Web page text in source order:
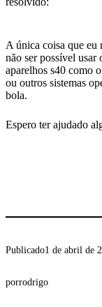
A única coisa que eu
não ser possível
aparelhos s40 como
ou outros sistemas
bola.
Espero ter ajudado
Publicado1 de abril de
porrodrigo